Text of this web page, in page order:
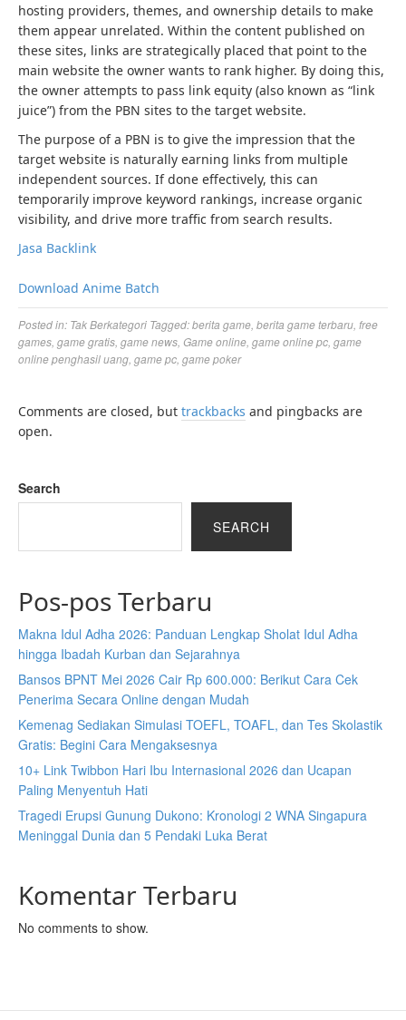
hosting providers, themes, and ownership details to make
them appear unrelated. Within the content published on
these sites, links are strategically placed that point to the
main website the owner wants to rank higher. By doing this,
the owner attempts to pass link equity (also known as “link
juice”) from the PBN sites to the target website.
The purpose of a PBN is to give the impression that the
target website is naturally earning links from multiple
independent sources. If done effectively, this can
temporarily improve keyword rankings, increase organic
visibility, and drive more traffic from search results.
Jasa Backlink
Download Anime Batch
Posted in: Tak Berkategori Tagged:berita game berita game terbaru free
games game gratis game news Game online game online pc game
online penghasil uang game pc game poker
Comments are closed, but trackbacks and pingbacks are
open.
Search
SEARCH
Pos-pos Terbaru
Makna Idul Adha 2026: Panduan Lengkap Sholat Idul Adha
hingga Ibadah Kurban dan Sejarahnya
Bansos BPNT Mei 2026 Cair Rp 600.000: Berikut Cara Cek
Penerima Secara Online dengan Mudah
Kemenag Sediakan Simulasi TOEFL, TOAFL, dan Tes Skolastik
Gratis: Begini Cara Mengaksesnya
10+ Link Twibbon Hari Ibu Internasional 2026 dan Ucapan
Paling Menyentuh Hati
Tragedi Erupsi Gunung Dukono: Kronologi 2 WNA Singapura
Meninggal Dunia dan 5 Pendaki Luka Berat
Komentar Terbaru
No comments to show.